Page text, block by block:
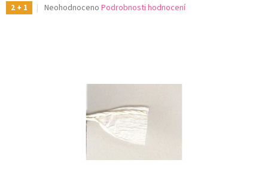
2 + 1
Průměrné
Neohodnoceno Podrobnosti hodnocení